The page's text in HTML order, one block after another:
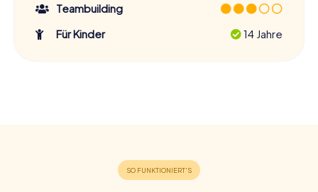
Teambuilding
Für Kinder
14 Jahre